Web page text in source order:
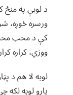
د لوبې په
ورسره ځوږه،
کې د محب
ووزي، کراره
لوبه لا هم د
یارو لوبه لکه